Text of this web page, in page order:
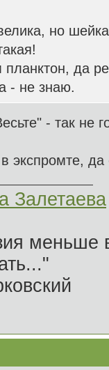
но
планктон, да
- не знаю.
- так не
экспромте,
Залетаева
меньше